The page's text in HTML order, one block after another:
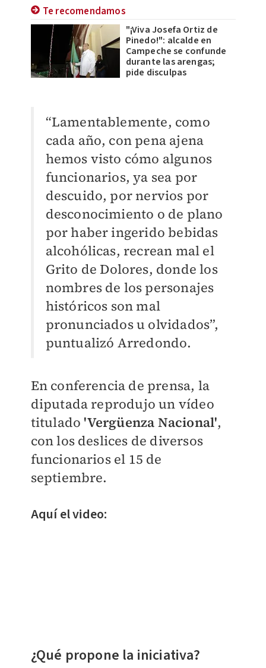
Te recomendamos
"¡Viva Josefa Ortiz de
Pinedo!": alcalde en
Campeche se confunde
durante las arengas;
pide disculpas
“Lamentablemente, como
cada año, con pena ajena
hemos visto cómo algunos
funcionarios, ya sea por
descuido, por nervios por
desconocimiento o de plano
por haber ingerido bebidas
alcohólicas, recrean mal el
Grito de Dolores, donde los
nombres de los personajes
históricos son mal
pronunciados u olvidados”,
puntualizó Arredondo.
En conferencia de prensa, la
diputada reprodujo un vídeo
titulado'Vergüenza Nacional',
con los deslices de diversos
funcionarios el 15 de
septiembre.
Aquí el video:
¿Qué propone la iniciativa?